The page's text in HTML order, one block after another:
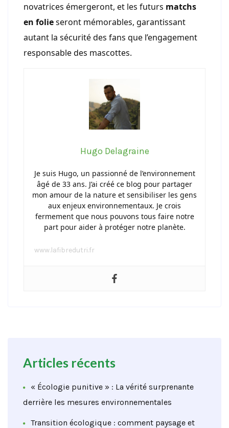
novatrices émergeront, et les futurs matchs
en folieseront mémorables, garantissant
autant la sécurité des fans que l’engagement
responsable des mascottes.
Hugo Delagraine
Je suis Hugo, un passionné de l’environnement
âgé de 33 ans. J’ai créé ce blog pour partager
mon amour de la nature et sensibiliser les gens
aux enjeux environnementaux. Je crois
fermement que nous pouvons tous faire notre
part pour aider à protéger notre planète.
www.lafibredutri.fr
Articles récents
« Écologie punitive » : La vérité surprenante
derrière les mesures environnementales
Transition écologique : comment paysage et